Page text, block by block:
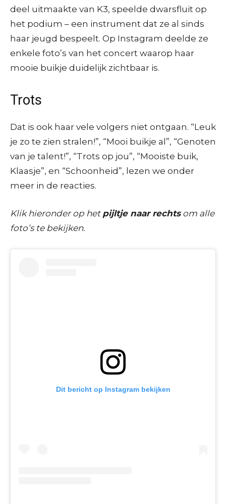
deel uitmaakte van K3, speelde dwarsfluit op
het podium – een instrument dat ze al sinds
haar jeugd bespeelt. Op Instagram deelde ze
enkele foto’s van het concert waarop haar
mooie buikje duidelijk zichtbaar is.
Trots
Dat is ook haar vele volgers niet ontgaan. “Leuk
je zo te zien stralen!”, “Mooi buikje al”, “Genoten
van je talent!”, “Trots op jou”, “Mooiste buik,
Klaasje”, en “Schoonheid”, lezen we onder
meer in de reacties.
Klik hieronder op het pijltje naar rechtsom alle
foto’s te bekijken.
Dit bericht op Instagram bekijken